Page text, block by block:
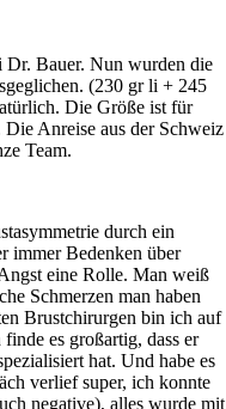
Dr. Bauer. Nun wurden die
(230 gr li + 245
Die Größe ist für
Anreise aus der Schweiz
Team.
durch ein
immer Bedenken über
eine Rolle. Man weiß
Schmerzen man haben
Brustchirurgen bin ich auf
es großartig, dass er
hat. Und habe es
verlief super, ich konnte
negative), alles wurde mit